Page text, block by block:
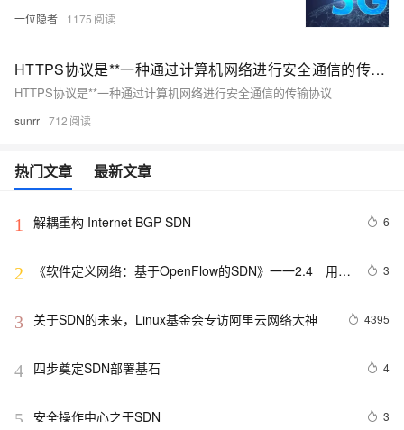
一位隐者 1175
HTTPS协议是**一种通过计算机网络进行安全通信的传输协议
HTTPS协议是**一种通过计算机网络进行安全通信的传输协议
sunrr 712
热门文章 最新文章
1 解耦重构 Internet BGP SDN 6
2
《软件定义网络：基于OpenFlow的SDN》一一2.4　用
3
3 关于SDN的未来，Linux基金会专访阿里云网络大神 4395
4 四步奠定SDN部署基石 4
5 安全操作中心之于SDN 3